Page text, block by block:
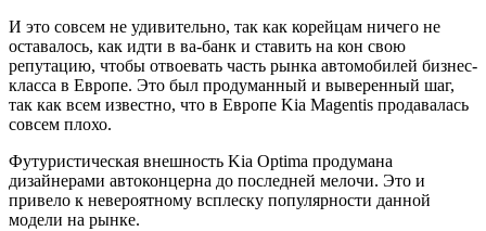
И это совсем не удивительно, так как корейцам ничего не
оставалось, как идти в ва-банк и ставить на кон свою
репутацию, чтобы отвоевать часть рынка автомобилей бизнес-
класса в Европе. Это был продуманный и выверенный шаг,
так как всем известно, что в Европе Kia Magentis продавалась
совсем плохо.
Футуристическая внешность Kia Optima продумана
дизайнерами автоконцерна до последней мелочи. Это и
привело к невероятному всплеску популярности данной
модели на рынке.